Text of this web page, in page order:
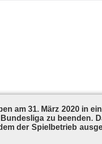
am 31. März 2020 in
zu be­en­den.
der Spiel­be­trieb